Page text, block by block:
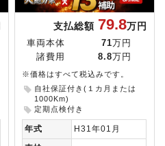
支払総額 79.8万円
車両本体 71 万円
諸費用
8.8 万円
※価格はすべて税込みです。
自社保証付き(１カ月または
1000Km)
定期点検付き
年式
H31年01月